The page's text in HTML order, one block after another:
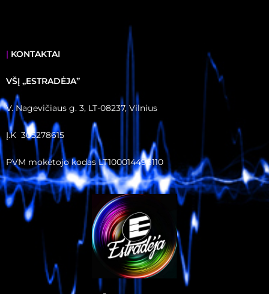
| KONTAKTAI
VŠĮ ,,ESTRADĖJA”
V. Nagevičiaus g. 3, LT-08237, Vilnius
Į.K 305278615
PVM mokėtojo kodas LT100014496110